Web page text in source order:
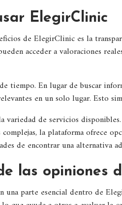
ElegirClinic
de ElegirClinic es la
acceder a valoraciones
tiempo. En lugar de buscar
en un solo lugar. Esto
de servicios
complejas, la plataforma ofrece
de encontrar una alternativa
las opiniones
una parte esencial dentro de